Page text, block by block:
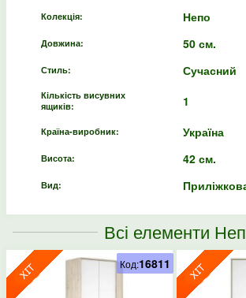
Колекція: Непо
Довжина: 50 см.
Стиль: Сучасний
Кількість висувних
ящиків:
1
Країна-виробник: Україна
Висота: 42 см.
Вид:
Всі елементи
Код:16811